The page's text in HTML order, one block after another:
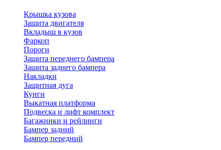
Крышка кузова
Защита двигателя
Вкладыш в кузов
Фаркоп
Пороги
Защита переднего бампера
Защита заднего бампера
Накладки
Защитная дуга
Кунги
Выкатная платформа
Подвеска и лифт комплект
Багажники и рейлинги
Бампер задний
Бампер передний